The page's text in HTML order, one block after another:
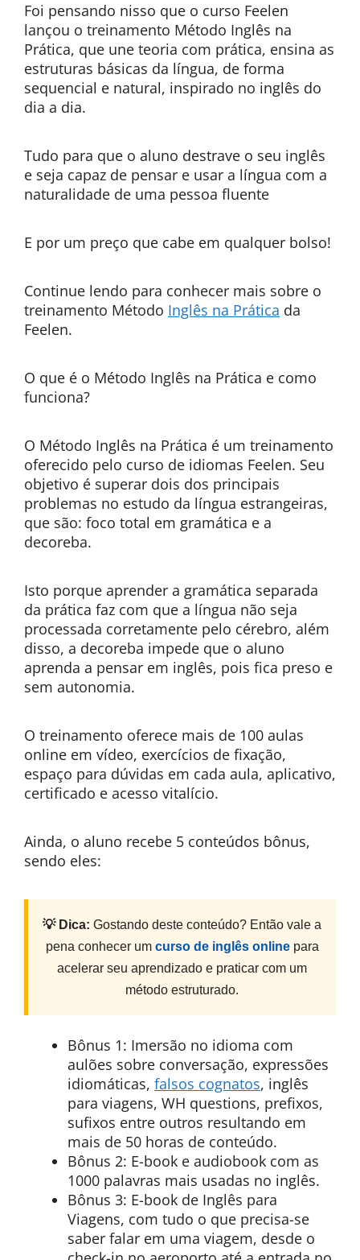
Foi pensando nisso que o curso Feelen
lançou o treinamento Método Inglês na
Prática, que une teoria com prática, ensina as
estruturas básicas da língua, de forma
sequencial e natural, inspirado no inglês do
dia a dia.
Tudo para que o aluno destrave o seu inglês
e seja capaz de pensar e usar a língua com a
naturalidade de uma pessoa fluente
E por um preço que cabe em qualquer bolso!
Continue lendo para conhecer mais sobre o
treinamento Método Inglês na Prática da
Feelen.
O que é o Método Inglês na Prática e como
funciona?
O Método Inglês na Prática é um treinamento
oferecido pelo curso de idiomas Feelen. Seu
objetivo é superar dois dos principais
problemas no estudo da língua estrangeiras,
que são: foco total em gramática e a
decoreba.
Isto porque aprender a gramática separada
da prática faz com que a língua não seja
processada corretamente pelo cérebro, além
disso, a decoreba impede que o aluno
aprenda a pensar em inglês, pois fica preso e
sem autonomia.
O treinamento oferece mais de 100 aulas
online em vídeo, exercícios de fixação,
espaço para dúvidas em cada aula, aplicativo,
certificado e acesso vitalício.
Ainda, o aluno recebe 5 conteúdos bônus,
sendo eles:
💡 Dica: Gostando deste conteúdo? Então vale a
pena conhecer um curso de inglês onlinepara
acelerar seu aprendizado e praticar com um
método estruturado.
Bônus 1: Imersão no idioma com
aulões sobre conversação, expressões
idiomáticas, falsos cognatos, inglês
para viagens, WH questions, prefixos,
sufixos entre outros resultando em
mais de 50 horas de conteúdo.
Bônus 2: E-book e audiobook com as
1000 palavras mais usadas no inglês.
Bônus 3: E-book de Inglês para
Viagens, com tudo o que precisa-se
saber falar em uma viagem, desde o